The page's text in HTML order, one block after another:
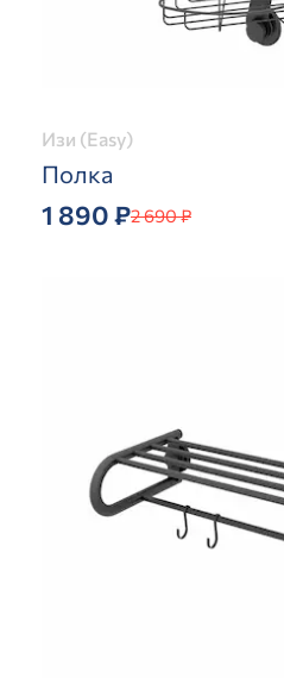
Изи (Easy)
Полка
1 890 ₽2 690 ₽